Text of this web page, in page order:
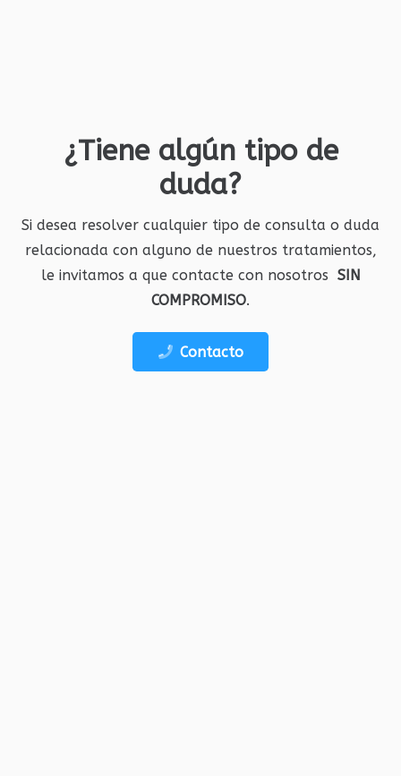
¿Tiene algún tipo de
duda?
Si desea resolver cualquier tipo de consulta o duda
relacionada con alguno de nuestros tratamientos,
le invitamos a que contacte con nosotros SIN
COMPROMISO.
Contacto